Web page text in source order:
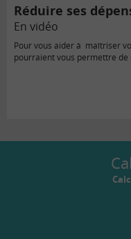
Réduire ses
En vidéo
Pour vous aider à maîtriser
pourraient vous permettre